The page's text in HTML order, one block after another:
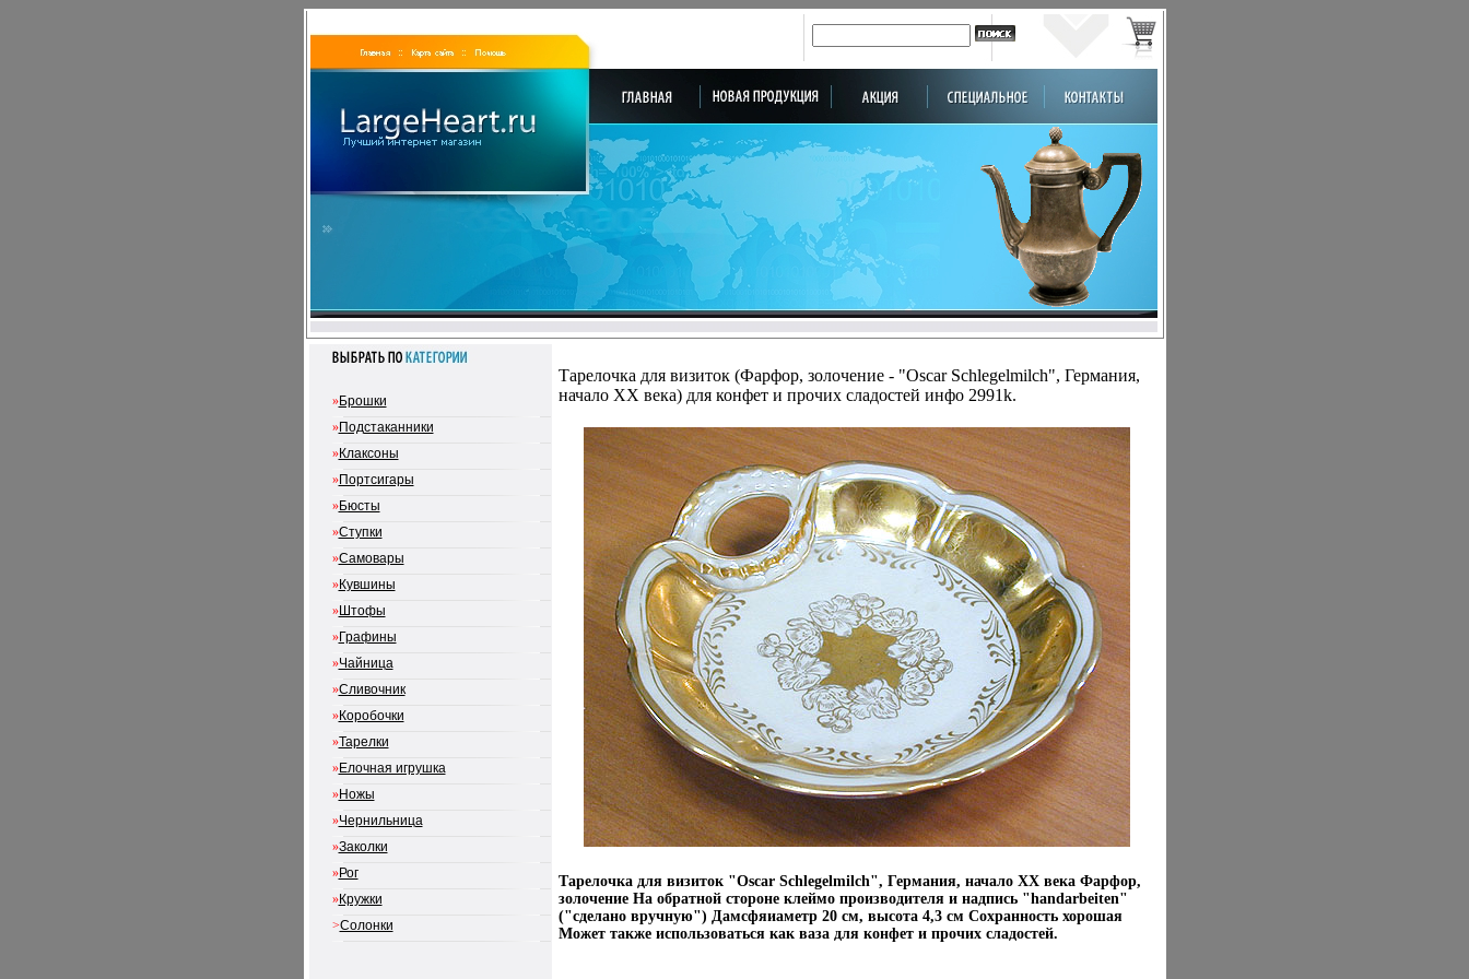
»Брошки
»Подстаканники
»Клаксоны
»Портсигары
»Бюсты
»Ступки
»Самовары
»Кувшины
»Штофы
»Графины
»Чайница
»Сливочник
»Коробочки
»Тарелки
»Елочная игрушка
»Ножы
»Чернильница
»Заколки
»Рог
»Кружки
>Солонки
Тарелочка для визиток (Фарфор, золочение - "Oscar Schlegelmilch", Германия,
начало XX века) для конфет и прочих сладостей инфо 2991k.
Тарелочка для визиток "Oscar Schlegelmilch", Германия, начало XX века Фарфор,
золочение На обратной стороне клеймо производителя и надпись "handarbeiten"
("сделано вручную") Дамсфяиаметр 20 см, высота 4,3 см Сохранность хорошая
Может также использоваться как ваза для конфет и прочих сладостей.